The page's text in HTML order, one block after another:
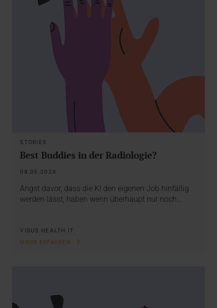
STORIES
Best Buddies in der Radiologie?
08.05.2024
Angst davor, dass die KI den eigenen Job hinfällig
werden lässt, haben wenn überhaupt nur noch…
VISUS HEALTH IT
MEHR ERFAHREN